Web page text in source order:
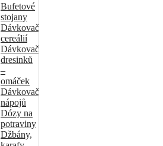
Bufetové
stojany
Dávkovače
cereálií
Dávkovače
dresinků
–
omáček
Dávkovače
nápojů
Dózy na
potraviny
Džbány,